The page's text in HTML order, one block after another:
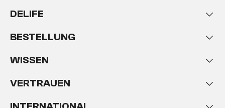
DELIFE
BESTELLUNG
WISSEN
VERTRAUEN